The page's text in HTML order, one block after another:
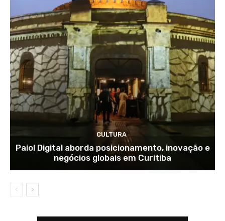
CULTURA
Paiol Digital aborda posicionamento, inovação e
negócios globais em Curitiba